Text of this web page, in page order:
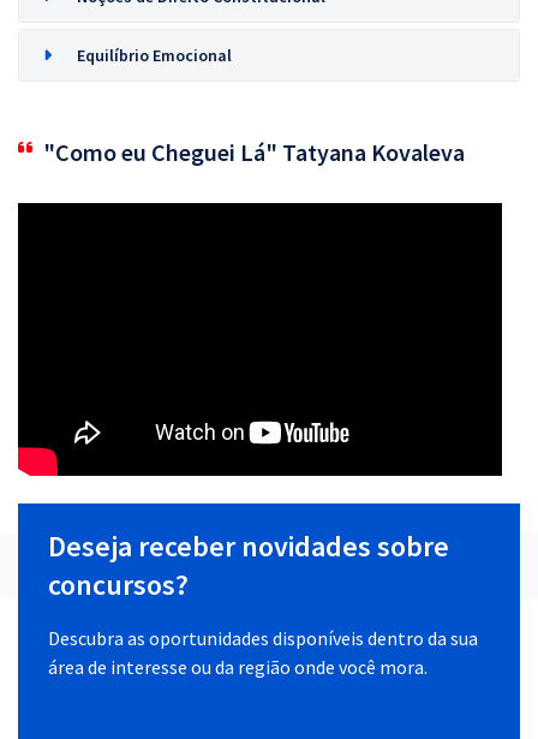
Equilíbrio Emocional
"Como eu Cheguei Lá" Tatyana Kovaleva
Deseja receber novidades sobre
concursos?
Descubra as oportunidades disponíveis dentro da sua
área de interesse ou da região onde você mora.